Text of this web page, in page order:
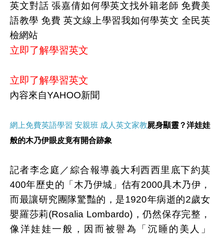
英文對話 張嘉倩如何學英文找外籍老師 免費美
語教學 免費 英文線上學習我如何學英文 全民英
檢網站
立即了解學習英文
立即了解學習英文
內容來自YAHOO新聞
網上免費英語學習 安親班 成人英文家教屍身顯靈？洋娃娃
般的木乃伊眼皮竟有開合跡象
記者李念庭／綜合報導義大利西西里底下約莫
400年歷史的「木乃伊城」估有2000具木乃伊，
而最讓研究團隊驚豔的，是1920年病逝的2歲女
嬰羅莎莉(Rosalia Lombardo)，仍然保存完整，
像洋娃娃一般，因而被譽為「沉睡的美人」